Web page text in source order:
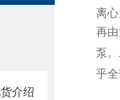
介绍
离
再
泵
乎